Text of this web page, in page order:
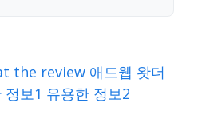
the review 애드웹 왓더
정보1 유용한 정보2